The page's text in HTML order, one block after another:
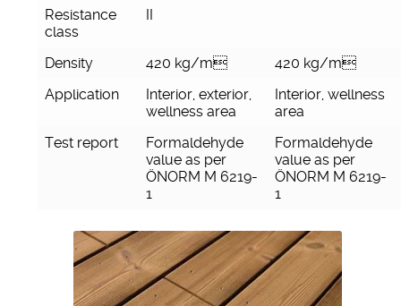
Resistance
class
II
Density 420 kg/m
420 kg/m
Application
Interior, exterior,
wellness area
Interior, wellness
area
Test report
Formaldehyde
value as per
ÖNORM M 6219-
1
Formaldehyde
value as per
ÖNORM M 6219-
1